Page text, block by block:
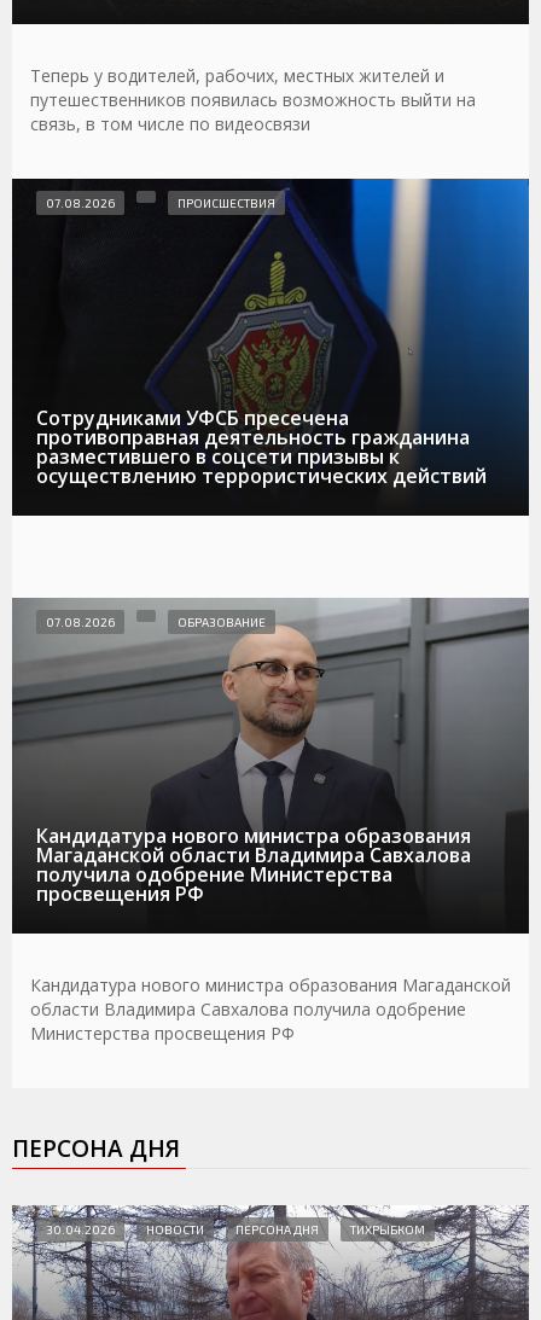
Теперь у водителей, рабочих, местных жителей и
путешественников появилась возможность выйти на
связь, в том числе по видеосвязи
Сотрудниками УФСБ пресечена
противоправная деятельность гражданина
разместившего в соцсети призывы к
осуществлению террористических действий
07.08.2026 ПРОИСШЕСТВИЯ
Кандидатура нового министра образования
Магаданской области Владимира Савхалова
получила одобрение Министерства
просвещения РФ
07.08.2026 ОБРАЗОВАНИЕ
Кандидатура нового министра образования Магаданской
области Владимира Савхалова получила одобрение
Министерства просвещения РФ
ПЕРСОНА ДНЯ
30.04.2026 НОВОСТИ ПЕРСОНА ДНЯ ТИХРЫБКОМ